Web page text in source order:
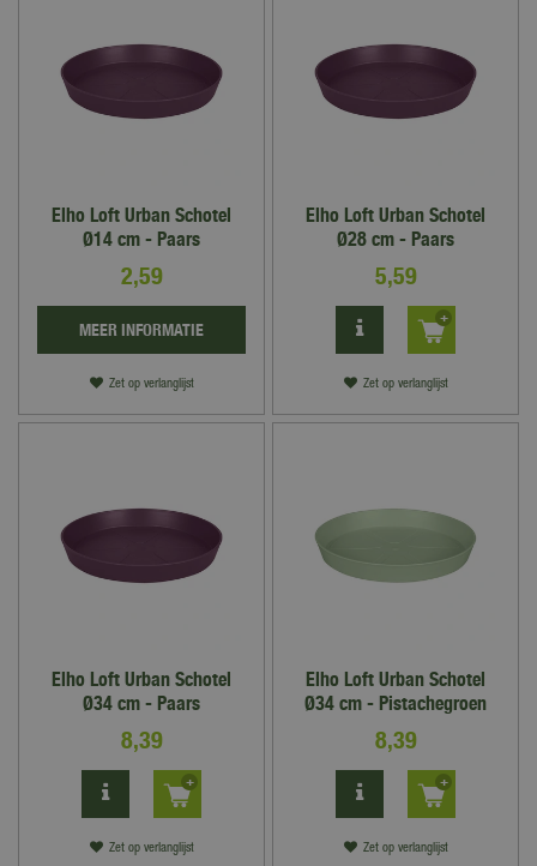
Elho Loft Urban Schotel
Ø14 cm - Paars
2,59
Zet op verlanglijst
MEER INFORMATIE
Elho Loft Urban Schotel
Ø28 cm - Paars
5,59
Zet op verlanglijst
Elho Loft Urban Schotel
Ø34 cm - Paars
8,39
Zet op verlanglijst
Elho Loft Urban Schotel
Ø34 cm - Pistachegroen
8,39
Zet op verlanglijst